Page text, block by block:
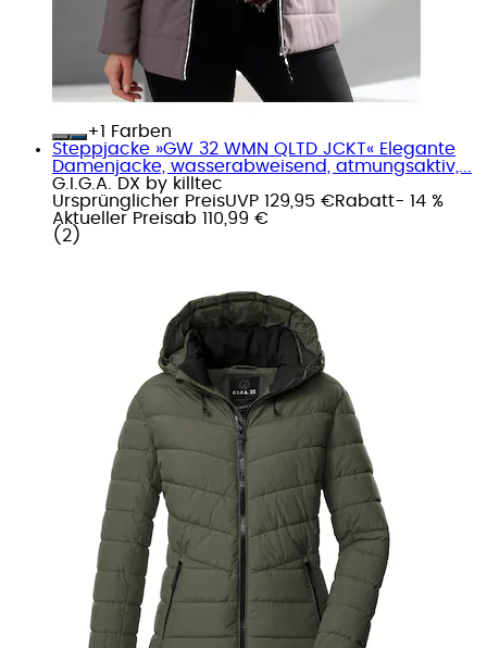
+
Farben
Steppjacke »GW 32 WMN QLTD JCKT« Elegante
Damenjacke, wasserabweisend, atmungsaktiv,...
G.I.G.A. DX by killtec
Ursprünglicher PreisUVP 129,95 €Rabatt- 14 %
Aktueller Preisab 110,99 €
( 2 )